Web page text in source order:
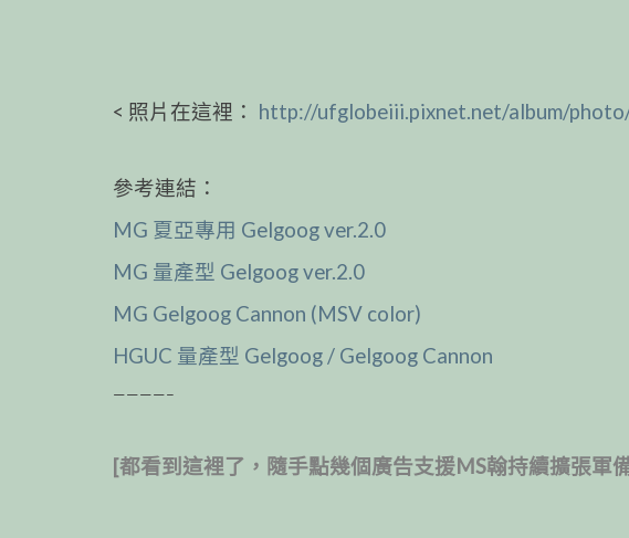
< 照片在這裡： http://ufglobeiii.pixnet.net/album/
參考連結：
MG 夏亞專用 Gelgoog ver.2.0
MG 量產型 Gelgoog ver.2.0
MG Gelgoog Cannon (MSV color)
HGUC 量產型 Gelgoog / Gelgoog Cannon
————–
[都看到這裡了，隨手點幾個廣告支援MS翰持續擴張軍